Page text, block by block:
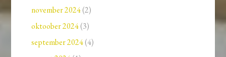
november 2024(2)
oktoober 2024(3)
september 2024(4)